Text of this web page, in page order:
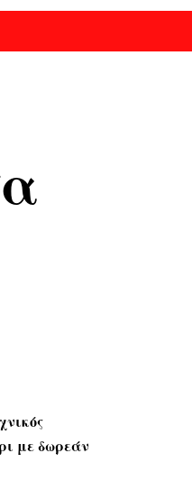
με δωρεάν